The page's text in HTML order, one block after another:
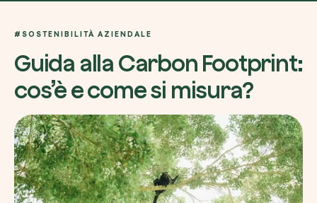
#SOSTENIBILITÀ AZIENDALE
Guida alla Carbon Footprint:
cos’è e come si misura?
Crea la tua foresta
Pianta una foresta in un’area del mondo a
Comincia ora
Servizio di interesse
Come possiamo aiutarti?*